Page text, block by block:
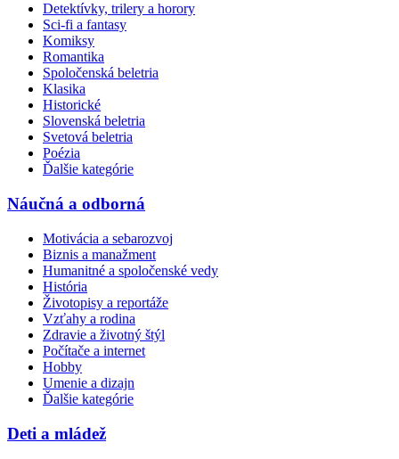
Detektívky, trilery a horory
Sci-fi a fantasy
Komiksy
Romantika
Spoločenská beletria
Klasika
Historické
Slovenská beletria
Svetová beletria
Poézia
Ďalšie kategórie
Náučná a odborná
Motivácia a sebarozvoj
Biznis a manažment
Humanitné a spoločenské vedy
História
Životopisy a reportáže
Vzťahy a rodina
Zdravie a životný štýl
Počítače a internet
Hobby
Umenie a dizajn
Ďalšie kategórie
Deti a mládež